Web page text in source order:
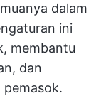
dalam
ini
membantu
dan